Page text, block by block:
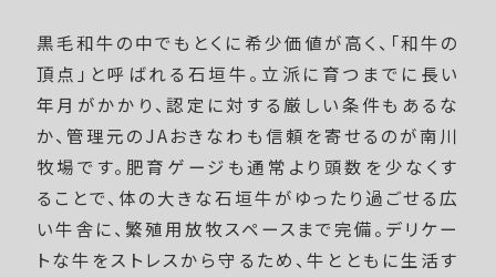
黒毛和牛の中でもとくに希少価値が高く、「和牛の
頂点」と呼ばれる石垣牛。立派に育つまでに長い
年月がかかり、認定に対する厳しい条件もあるな
か、管理元のJAおきなわも信頼を寄せるのが南川
牧場です。肥育ゲージも通常より頭数を少なくす
ることで、体の大きな石垣牛がゆったり過ごせる広
い牛舎に、繁殖用放牧スペースまで完備。デリケー
トな牛をストレスから守るため、牛とともに生活す